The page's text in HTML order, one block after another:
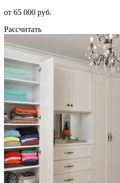
от 65 000 руб.
Рассчитать